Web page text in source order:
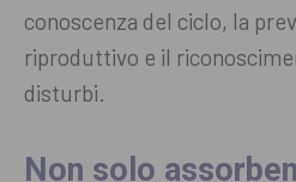
conoscenza del ciclo, la
riproduttivo e il
disturbi.
Non solo